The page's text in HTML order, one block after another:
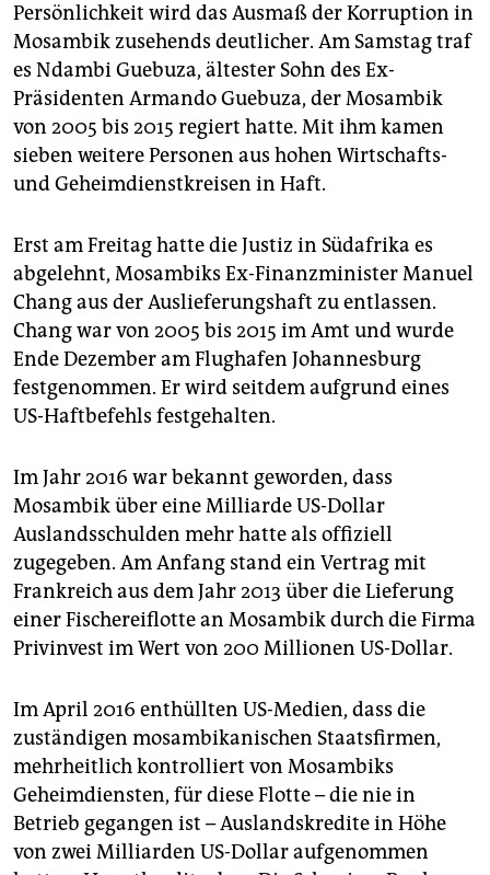
unterstützen
abo
genossenschaft
epaper login
Persönlichkeit wird das Ausmaß der Korruption in
Mosambik zusehends deutlicher. Am Samstag traf
es Ndambi Guebuza, ältester Sohn des Ex-
Präsidenten Armando Guebuza, der Mosambik
von 2005 bis 2015 regiert hatte. Mit ihm kamen
sieben weitere Personen aus hohen Wirtschafts-
und Geheimdienstkreisen in Haft.
Erst am Freitag hatte die Justiz in Südafrika es
abgelehnt, Mosambiks Ex-Finanzminister Manuel
Chang aus der Auslieferungshaft zu entlassen.
Chang war von 2005 bis 2015 im Amt und wurde
Ende Dezember am Flughafen Johannesburg
festgenommen. Er wird seitdem aufgrund eines
US-Haftbefehls festgehalten.
Im Jahr 2016 war bekannt geworden, dass
Mosambik über eine Milliarde US-Dollar
Auslandsschulden mehr hatte als offiziell
zugegeben. Am Anfang stand ein Vertrag mit
Frankreich aus dem Jahr 2013 über die Lieferung
einer Fischereiflotte an Mosambik durch die Firma
Privinvest im Wert von 200 Millionen US-Dollar.
Im April 2016 enthüllten US-Medien, dass die
zuständigen mosambikanischen Staatsfirmen,
mehrheitlich kontrolliert von Mosambiks
Geheimdiensten, für diese Flotte – die nie in
Betrieb gegangen ist – Auslandskredite in Höhe
von zwei Milliarden US-Dollar aufgenommen